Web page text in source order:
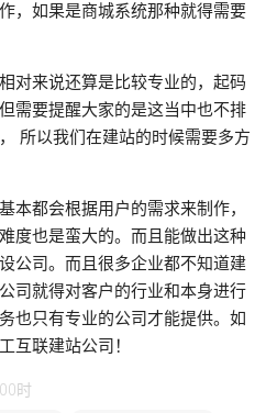
，如果是商城系统那种就得需要
对来说还算是比较专业的，起码
需要提醒大家的是这当中也不排
所以我们在建站的时候需要多方
本都会根据用户的需求来制作，
度也是蛮大的。而且能做出这种
公司。而且很多企业都不知道建
司就得对客户的行业和本身进行
也只有专业的公司才能提供。如
互联建站公司！
时